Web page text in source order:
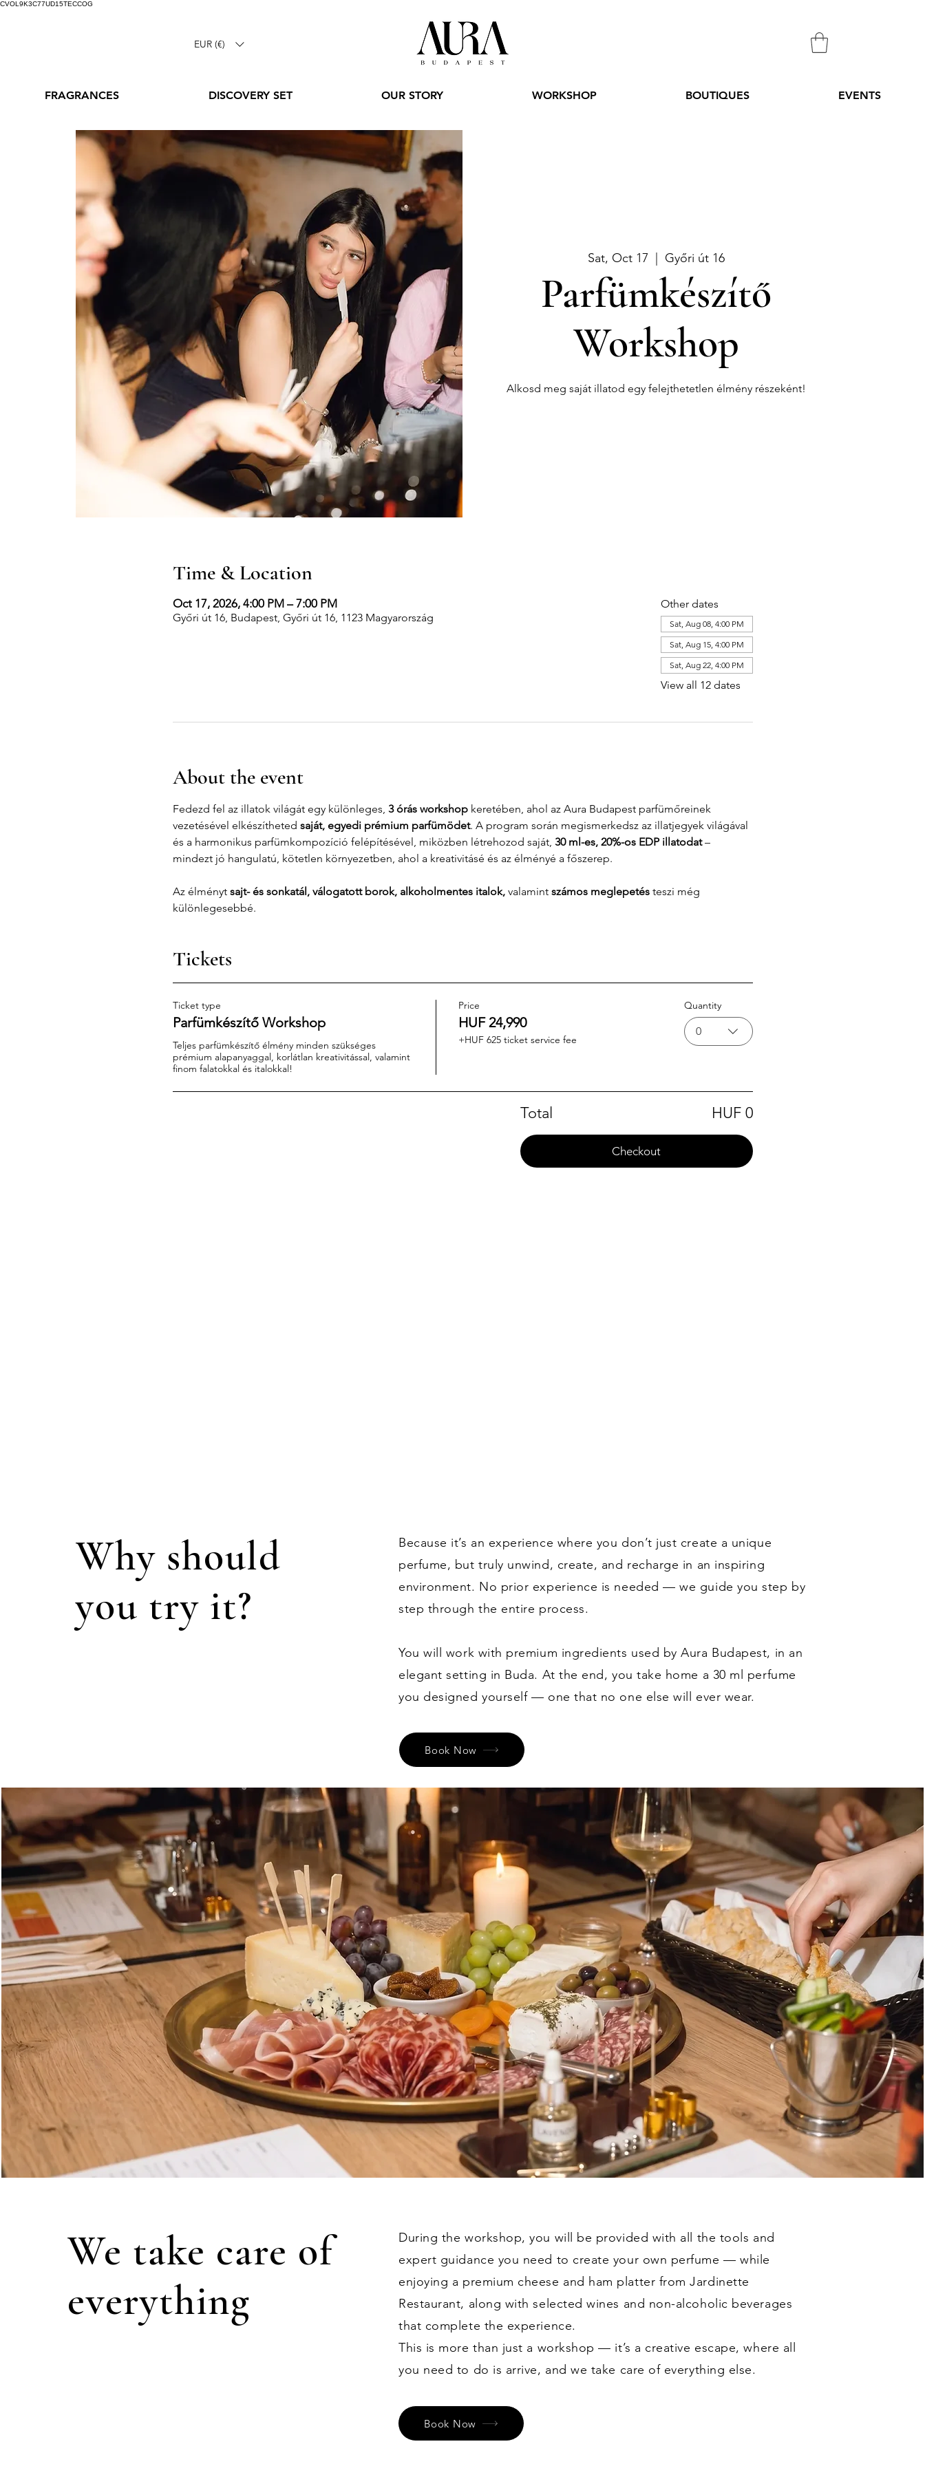
CVOL9K3C77UD15TECCOG
EUR (€)
FRAGRANCES DISCOVERY SET OUR STORY WORKSHOP BOUTIQUES EVENTS
Sat, Oct 17 Győri út 16
Parfümkészítő
Workshop
Alkosd meg saját illatod egy felejthetetlen élmény részeként!
Time & Location
Oct 17, 2026, 4:00 PM – 7:00 PM
Győri út 16, Budapest, Győri út 16, 1123 Magyarország
Other dates
Sat, Aug 08, 4:00 PM
Sat, Aug 15, 4:00 PM
Sat, Aug 22, 4:00 PM
View all 12 dates
About the event
Fedezd fel az illatok világát egy különleges, 3 órás workshop keretében, ahol az Aura Budapest parfümőreinek
vezetésével elkészítheted saját, egyedi prémium parfümödet. A program során megismerkedsz az illatjegyek világával
és a harmonikus parfümkompozíció felépítésével, miközben létrehozod saját, 30 ml-es, 20%-os EDP illatodat –
mindezt jó hangulatú, kötetlen környezetben, ahol a kreativitásé és az élményé a főszerep.
Az élményt sajt- és sonkatál, válogatott borok, alkoholmentes italok, valamint számos meglepetés teszi még
különlegesebbé.
Tickets
Ticket type
Parfümkészítő Workshop
Teljes parfümkészítő élmény minden szükséges
prémium alapanyaggal, korlátlan kreativitással, valamint
finom falatokkal és italokkal!
Price
HUF 24,990
+HUF 625 ticket service fee
Quantity
0
Total HUF 0
Checkout
Why should
you try it?
Because it’s an experience where you don’t just create a unique
perfume, but truly unwind, create, and recharge in an inspiring
environment. No prior experience is needed — we guide you step by
step through the entire process.
You will work with premium ingredients used by Aura Budapest, in an
elegant setting in Buda. At the end, you take home a 30 ml perfume
you designed yourself — one that no one else will ever wear.
Book Now
We take care of
everything
During the workshop, you will be provided with all the tools and
expert guidance you need to create your own perfume — while
enjoying a premium cheese and ham platter from Jardinette
Restaurant, along with selected wines and non-alcoholic beverages
that complete the experience.
This is more than just a workshop — it’s a creative escape, where all
you need to do is arrive, and we take care of everything else.
Book Now